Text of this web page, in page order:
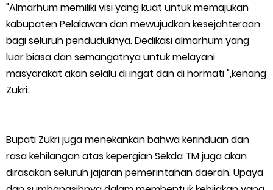
Friday, 7 August
"Almarhum memiliki visi yang kuat untuk memajukan
kabupaten Pelalawan dan mewujudkan kesejahteraan
bagi seluruh penduduknya. Dedikasi almarhum yang
luar biasa dan semangatnya untuk melayani
masyarakat akan selalu di ingat dan di hormati ",kenang
Zukri.
Bupati Zukri juga menekankan bahwa kerinduan dan
rasa kehilangan atas kepergian Sekda TM juga akan
dirasakan seluruh jajaran pemerintahan daerah. Upaya